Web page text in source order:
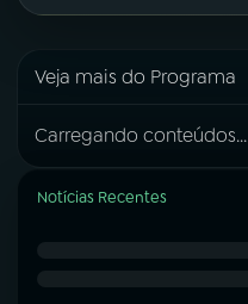
Veja mais do Programa
Carregando conteúdos...
Notícias Recentes